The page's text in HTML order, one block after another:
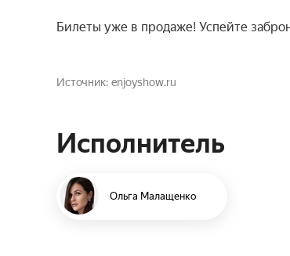
Билеты уже в продаже! Успейте
Источник enjoyshow.ru
Исполнитель
Ольга Малащенко